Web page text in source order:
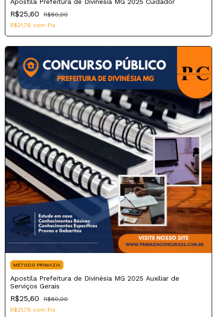
R$25,60
R$80,00
R$21,76 com Pix
MÉTODO PRIMAZIA
Apostila Prefeitura de Divinésia MG 2025 Auxiliar de
Serviços Gerais
R$25,60
R$80,00
R$21,76 com Pix